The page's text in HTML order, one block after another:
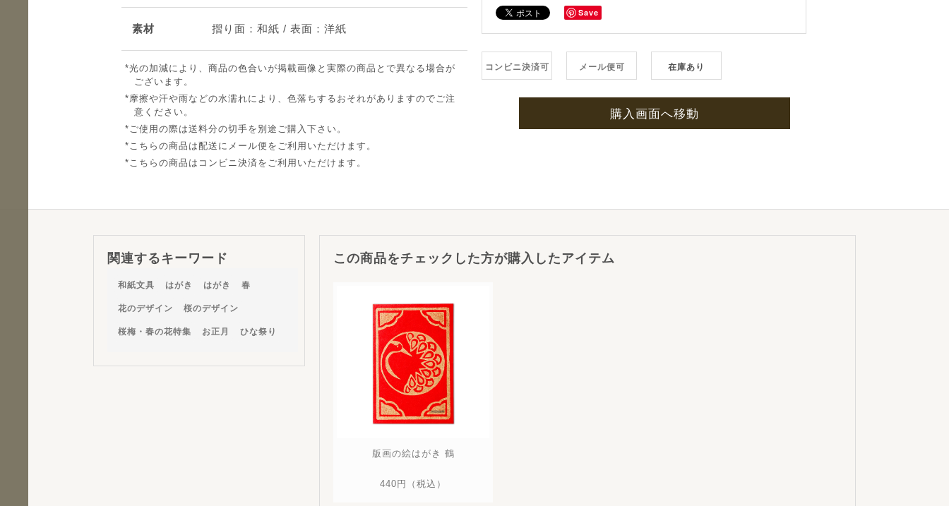
素材 摺り面：和紙 / 表面：洋紙
光の加減により、商品の色合いが掲載画像と実際の商品とで異なる場合が
ございます。
摩擦や汗や雨などの水濡れにより、色落ちするおそれがありますのでご注
意ください。
ご使用の際は送料分の切手を別途ご購入下さい。
こちらの商品は配送にメール便をご利用いただけます。
こちらの商品はコンビニ決済をご利用いただけます。
Save
コンビニ決済可 メール便可 在庫あり
購入画面へ移動
関連するキーワード
和紙文具 はがき はがき 春
花のデザイン 桜のデザイン
桜梅・春の花特集 お正月 ひな祭り
この商品をチェックした方が購入したアイテム
版画の絵はがき 鶴
440円 （税込）